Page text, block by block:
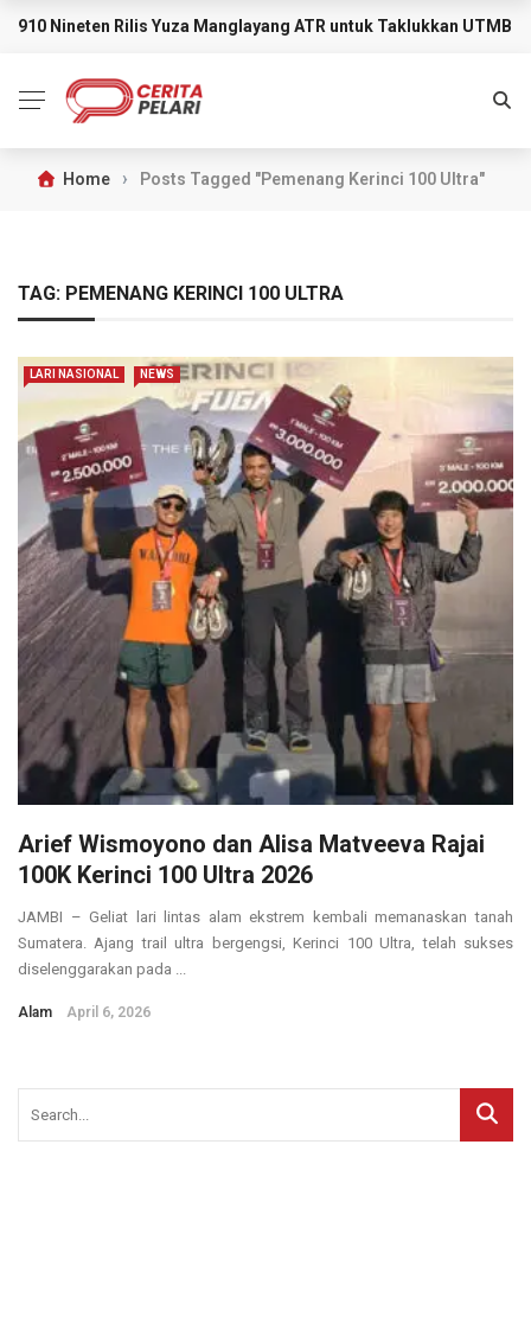
BREAKING NEWS
910 Nineten Rilis Yuza Manglayang ATR untuk Taklukkan UTMB
Home › Posts Tagged "Pemenang Kerinci 100 Ultra"
TAG: PEMENANG KERINCI 100 ULTRA
LARI NASIONAL NEWS
Arief Wismoyono dan Alisa Matveeva Rajai
100K Kerinci 100 Ultra 2026
JAMBI – Geliat lari lintas alam ekstrem kembali memanaskan tanah
Sumatera. Ajang trail ultra bergengsi, Kerinci 100 Ultra, telah sukses
diselenggarakan pada ...
Alam April 6, 2026